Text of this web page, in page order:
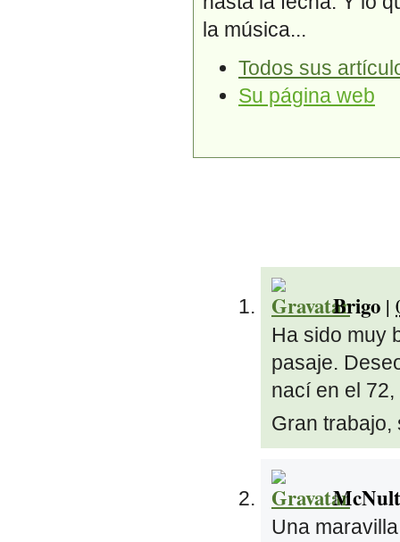
la música...
Todos sus
Su página web
Brigo |
Ha sido muy
pasaje.
nací en el
Gran trabajo,
Una